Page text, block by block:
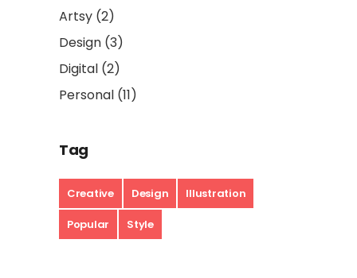
Artsy (2)
Design (3)
Digital (2)
Personal (11)
Tag
Creative Design Illustration
Popular Style